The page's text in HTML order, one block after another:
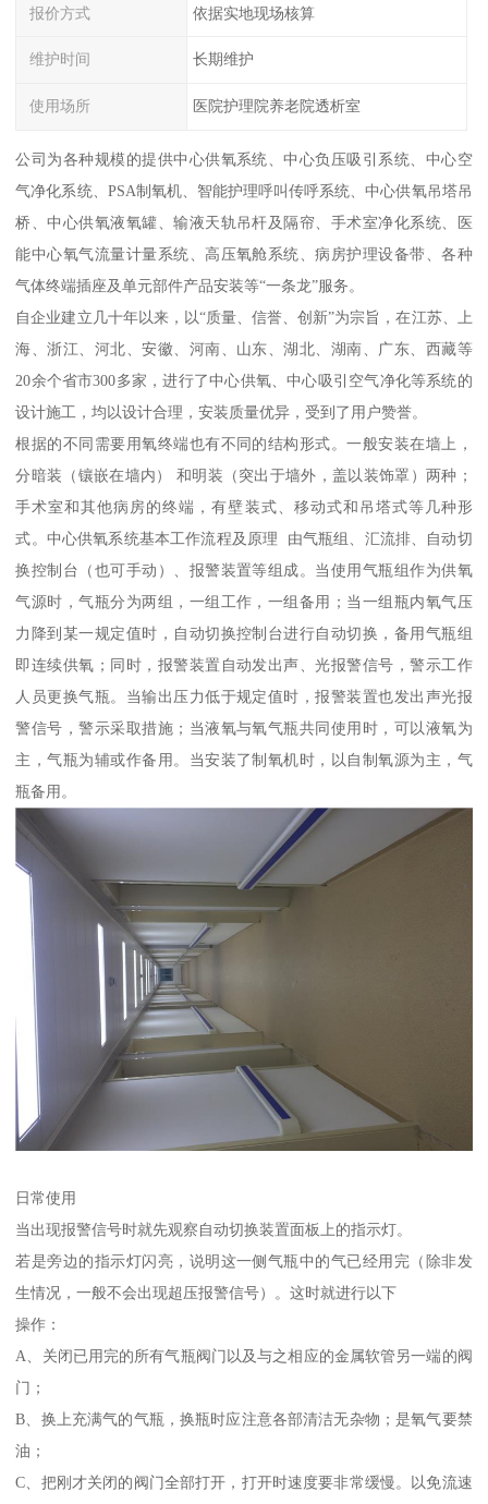
报价方式 依据实地现场核算
维护时间 长期维护
使用场所 医院护理院养老院透析室
公司为各种规模的提供中心供氧系统、中心负压吸引系统、中心空
气净化系统、PSA制氧机、智能护理呼叫传呼系统、中心供氧吊塔吊
桥、中心供氧液氧罐、输液天轨吊杆及隔帘、手术室净化系统、医
能中心氧气流量计量系统、高压氧舱系统、病房护理设备带、各种
气体终端插座及单元部件产品安装等“一条龙”服务。
自企业建立几十年以来，以“质量、信誉、创新”为宗旨，在江苏、上
海、浙江、河北、安徽、河南、山东、湖北、湖南、广东、西藏等
20余个省市300多家，进行了中心供氧、中心吸引空气净化等系统的
设计施工，均以设计合理，安装质量优异，受到了用户赞誉。
根据的不同需要用氧终端也有不同的结构形式。一般安装在墙上，
分暗装（镶嵌在墙内） 和明装（突出于墙外，盖以装饰罩）两种；
手术室和其他病房的终端，有壁装式、移动式和吊塔式等几种形
式。中心供氧系统基本工作流程及原理 由气瓶组、汇流排、自动切
换控制台（也可手动）、报警装置等组成。当使用气瓶组作为供氧
气源时，气瓶分为两组，一组工作，一组备用；当一组瓶内氧气压
力降到某一规定值时，自动切换控制台进行自动切换，备用气瓶组
即连续供氧；同时，报警装置自动发出声、光报警信号，警示工作
人员更换气瓶。当输出压力低于规定值时，报警装置也发出声光报
警信号，警示采取措施；当液氧与氧气瓶共同使用时，可以液氧为
主，气瓶为辅或作备用。当安装了制氧机时，以自制氧源为主，气
瓶备用。
日常使用
当出现报警信号时就先观察自动切换装置面板上的指示灯。
若是旁边的指示灯闪亮，说明这一侧气瓶中的气已经用完（除非发
生情况，一般不会出现超压报警信号）。这时就进行以下
操作：
A、关闭已用完的所有气瓶阀门以及与之相应的金属软管另一端的阀
门；
B、换上充满气的气瓶，换瓶时应注意各部清洁无杂物；是氧气要禁
油；
C、把刚才关闭的阀门全部打开，打开时速度要非常缓慢。以免流速